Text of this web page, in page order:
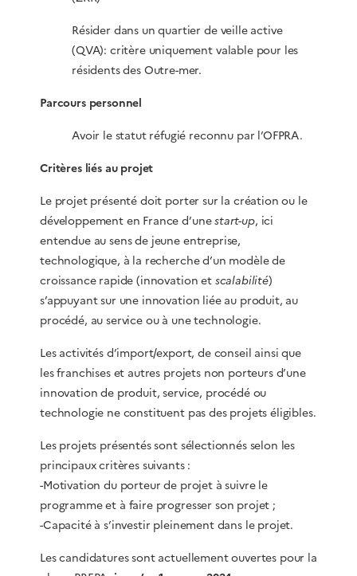
Résider dans un quartier de veille active
(QVA): critère uniquement valable pour les
résidents des Outre-mer.
Parcours personnel
Avoir le statut réfugié reconnu par l’OFPRA.
Critères liés au projet
Le projet présenté doit porter sur la création ou le
développement en France d’unestart-up, ici
entendue au sens de jeune entreprise,
technologique, à la recherche d’un modèle de
croissance rapide (innovation etscalabilité)
s’appuyant sur une innovation liée au produit, au
procédé, au service ou à une technologie.
Les activités d’import/export, de conseil ainsi que
les franchises et autres projets non porteurs d’une
innovation de produit, service, procédé ou
technologie ne constituent pas des projets éligibles.
Les projets présentés sont sélectionnés selon les
principaux critères suivants :
-Motivation du porteur de projet à suivre le
programme et à faire progresser son projet ;
-Capacité à s’investir pleinement dans le projet.
Les candidatures sont actuellement ouvertes pour la